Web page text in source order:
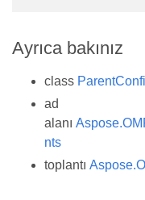
Ayrıca bakınız
class
ad
alanı
nts
toplantı